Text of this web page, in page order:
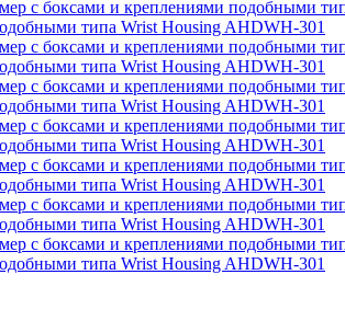
типа Wrist Housing AHDWH-301
типа Wrist Housing AHDWH-301
типа Wrist Housing AHDWH-301
типа Wrist Housing AHDWH-301
типа Wrist Housing AHDWH-301
типа Wrist Housing AHDWH-301
типа Wrist Housing AHDWH-301